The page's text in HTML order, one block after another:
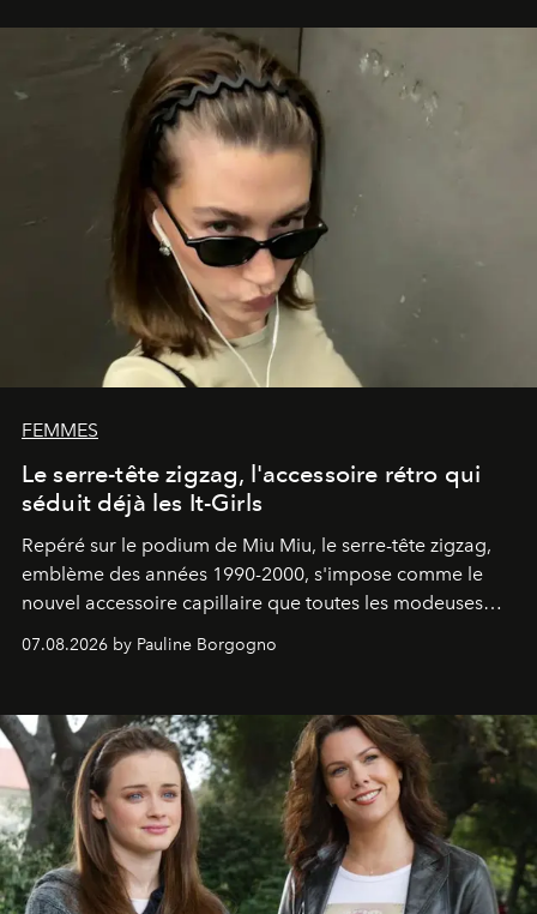
FEMMES
Le serre-tête zigzag, l'accessoire rétro qui
séduit déjà les It-Girls
Repéré sur le podium de Miu Miu, le serre-tête zigzag,
emblème des années 1990-2000, s'impose comme le
nouvel accessoire capillaire que toutes les modeuses
s'arrachent déjà.
07.08.2026 by Pauline Borgogno